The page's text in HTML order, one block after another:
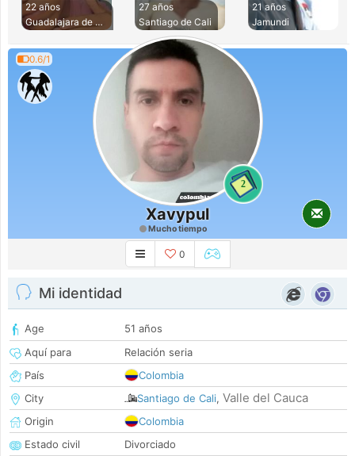
22 años
Guadalajara de Bug
27 años
Santiago de Cali
21 años
Jamundi
0.6/1
2
Xavypul
Mucho tiempo
0
Mi identidad
Age
51 años
Aquí para
Relación seria
País
Colombia
City
Santiago de Cali, Valle del Cauca
Origin
Colombia
Estado civil
Divorciado